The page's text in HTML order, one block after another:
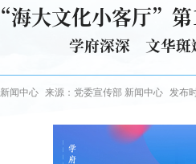
“海大文化小客厅”第
学府深深 文华
闻中心 来源：党委宣传部 新闻中心 发布